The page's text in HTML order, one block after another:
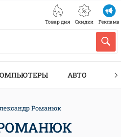
Товар дня Скидки Реклама
АВТО
Романюк